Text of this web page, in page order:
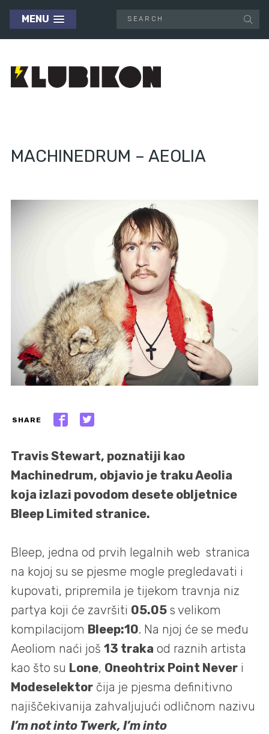
MENU
MACHINEDRUM – AEOLIA
SHARE
Travis Stewart, poznatiji kao
Machinedrum, objavio je traku Aeolia
koja izlazi povodom desete obljetnice
Bleep Limited stranice.
Bleep, jedna od prvih legalnih web stranica
na kojoj su se pjesme mogle pregledavati i
kupovati, pripremila je tijekom travnja niz
partya koji će završiti 05.05 s velikom
kompilacijom Bleep:10. Na njoj će se među
Aeoliom naći još 13 traka od raznih artista
kao što su Lone, Oneohtrix Point Never i
Modeselektor čija je pjesma definitivno
najiščekivanija zahvaljujući odličnom nazivu
I’m not into Twerk, I’m into